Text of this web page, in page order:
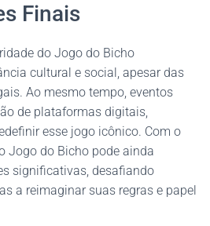
Finais
do Jogo do Bicho
cultural e social, apesar das
Ao mesmo tempo, eventos
de plataformas digitais,
esse jogo icônico. Com o
Jogo do Bicho pode ainda
significativas, desafiando
a reimaginar suas regras e papel